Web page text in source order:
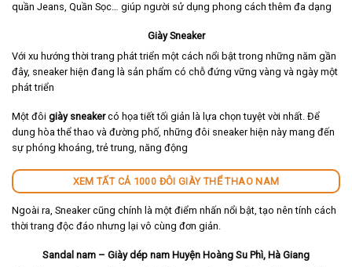
quần Jeans, Quần Sọc… giúp người sử dụng phong cách thêm đa dạng
Giày Sneaker
Với xu hướng thời trang phát triển một cách nổi bật trong những năm gần
đây, sneaker hiện đang là sản phẩm có chỗ đứng vững vàng và ngày một
phát triển
Một đôi giày sneakercó họa tiết tối giản là lựa chọn tuyệt vời nhất. Để
dung hòa thể thao và đường phố, những đôi sneaker hiện này mang đến
sự phóng khoáng, trẻ trung, năng động
XEM TẤT CẢ 1000 ĐÔI GIÀY THỂ THAO NAM
Ngoài ra, Sneaker cũng chính là một điểm nhấn nổi bật, tạo nên tính cách
thời trang độc đáo nhưng lại vô cùng đơn giản.
Sandal nam – Giày dép nam Huyện Hoàng Su Phì, Hà Giang